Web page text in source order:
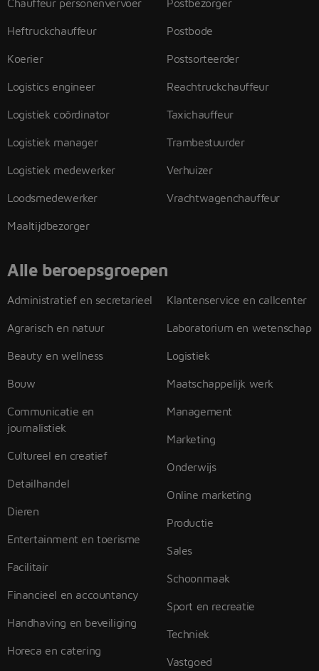
Chauffeur personenvervoer
Heftruckchauffeur
Koerier
Logistics engineer
Logistiek coördinator
Logistiek manager
Logistiek medewerker
Loodsmedewerker
Maaltijdbezorger
Postbezorger
Postbode
Postsorteerder
Reachtruckchauffeur
Taxichauffeur
Trambestuurder
Verhuizer
Vrachtwagenchauffeur
Alle beroepsgroepen
Administratief en secretarieel
Agrarisch en natuur
Beauty en wellness
Bouw
Communicatie en
journalistiek
Cultureel en creatief
Detailhandel
Dieren
Entertainment en toerisme
Facilitair
Financieel en accountancy
Handhaving en beveiliging
Horeca en catering
Klantenservice en callcenter
Laboratorium en wetenschap
Logistiek
Maatschappelijk werk
Management
Marketing
Onderwijs
Online marketing
Productie
Sales
Schoonmaak
Sport en recreatie
Techniek
Vastgoed